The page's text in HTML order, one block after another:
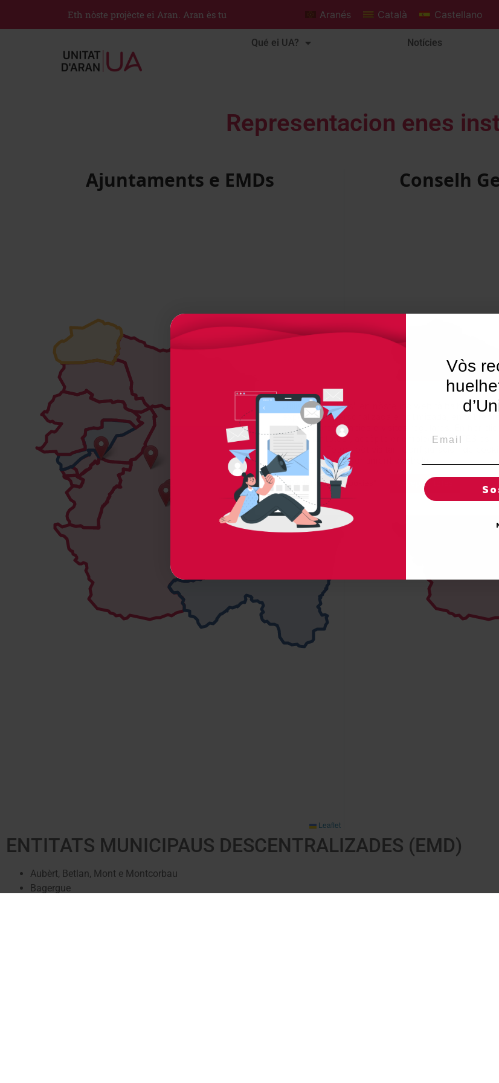
Eth nòste projècte ei Aran. Aran ès tu Aranés Català Castellano
Qué ei UA? Notícies
Representacion enes
ENTITATS MUNICIPAUS DESCENTRALIZADES (EMD)
Aubèrt, Betlan, Mont e Montcorbau
Bagergue
Utilisam "cookies" en nòste lòc web tà balhar ar
experiéncia personalizada e optimizada, en tot
es sues preferéncies e visites regulares. En hèr clic
"Acceptar totes", accèpte er emplec de TOTES es
"cookies". Totun, pòt visitar "Configuracion de
concedir un consentiment controlat.
Reglatges de "cookies" Acceptar totes
Vòs